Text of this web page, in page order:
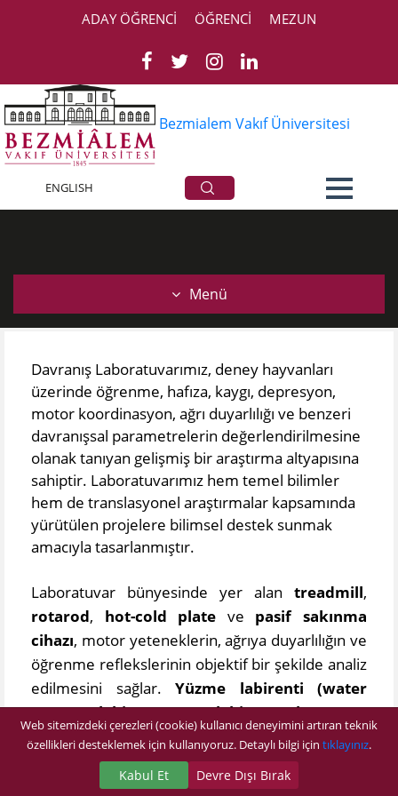
ADAY ÖĞRENCİ ÖĞRENCİ MEZUN
Bezmialem Vakıf Üniversitesi
ENGLISH Davranış Laboratuvarı
Menü
Davranış Laboratuvarımız, deney hayvanları
üzerinde öğrenme, hafıza, kaygı, depresyon,
motor koordinasyon, ağrı duyarlılığı ve benzeri
davranışsal parametrelerin değerlendirilmesine
olanak tanıyan gelişmiş bir araştırma altyapısına
sahiptir. Laboratuvarımız hem temel bilimler
hem de translasyonel araştırmalar kapsamında
yürütülen projelere bilimsel destek sunmak
amacıyla tasarlanmıştır.
Laboratuvar bünyesinde yer alan treadmill,
rotarod, hot-cold plate ve pasif sakınma
cihazı, motor yeteneklerin, ağrıya duyarlılığın ve
öğrenme reflekslerinin objektif bir şekilde analiz
edilmesini sağlar. Yüzme labirenti (water
maze),Y-labirentveartı labirent (plus maze)
gibi test sistemleri ise hafıza, mekânsal öğrenme
ve kaygı düzeylerinin değerlendirilmesinde
yaygın olarak kullanılmaktadır.
Web sitemizdeki çerezleri (cookie) kullanıcı deneyimini artıran teknik
özellikleri desteklemek için kullanıyoruz. Detaylı bilgi için tıklayınız.
Kabul Et Devre Dışı Bırak